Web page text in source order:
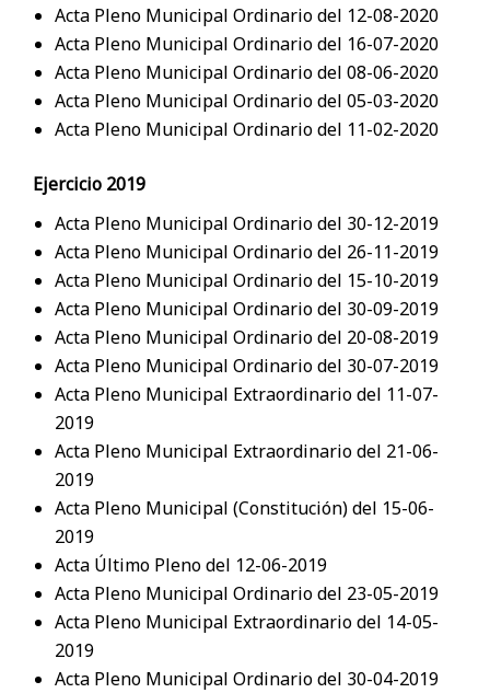
Acta Pleno Municipal Ordinario del 12-08-2020
Acta Pleno Municipal Ordinario del 16-07-2020
Acta Pleno Municipal Ordinario del 08-06-2020
Acta Pleno Municipal Ordinario del 05-03-2020
Acta Pleno Municipal Ordinario del 11-02-2020
Ejercicio 2019
Acta Pleno Municipal Ordinario del 30-12-2019
Acta Pleno Municipal Ordinario del 26-11-2019
Acta Pleno Municipal Ordinario del 15-10-2019
Acta Pleno Municipal Ordinario del 30-09-2019
Acta Pleno Municipal Ordinario del 20-08-2019
Acta Pleno Municipal Ordinario del 30-07-2019
Acta Pleno Municipal Extraordinario del 11-07-
2019
Acta Pleno Municipal Extraordinario del 21-06-
2019
Acta Pleno Municipal (Constitución) del 15-06-
2019
Acta Último Pleno del 12-06-2019
Acta Pleno Municipal Ordinario del 23-05-2019
Acta Pleno Municipal Extraordinario del 14-05-
2019
Acta Pleno Municipal Ordinario del 30-04-2019